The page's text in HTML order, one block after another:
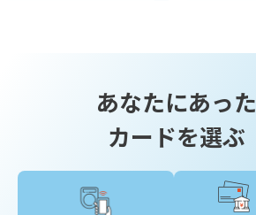
あなたにあった
カードを選ぶ